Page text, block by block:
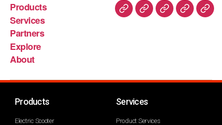
Products
Services
Partners
Explore
About
Products
Electric Scooter
Services
Product Services